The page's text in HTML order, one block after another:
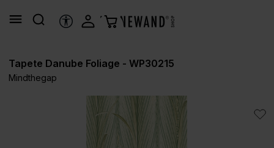
springen
HILFSTOOLS
Tapete Danube Foliage - WP30215
Mindthegap